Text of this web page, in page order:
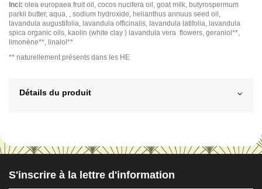
Inci: olea europaea fruit oil, cocos nucifera oil, goat milk, butyrospermum
parkii butter, aqua, , sodium hydroxide, helianthus annuus seed oil,
lavandula augustifolia, lavandula officinalis, lavandula latifolia, lavandula
spica organic oils, kaolin (white clay ) lavandula vera flowers, geraniol**,
limonène**, linalol**
** naturellement présents dans les HE
Détails du produit
S'inscrire à la lettre d'information